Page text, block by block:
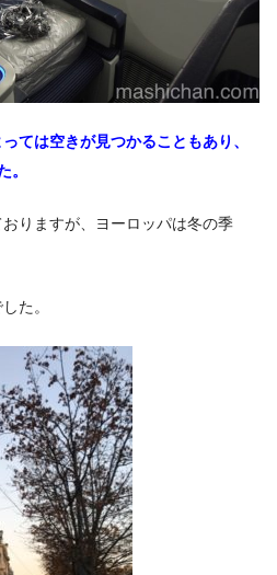
ては空きが見つかることもあり、
。
りますが、ヨーロッパは冬の季
た。